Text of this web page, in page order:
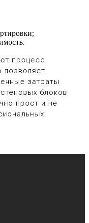
процесс
позволяет
затраты
блоков
прост и не